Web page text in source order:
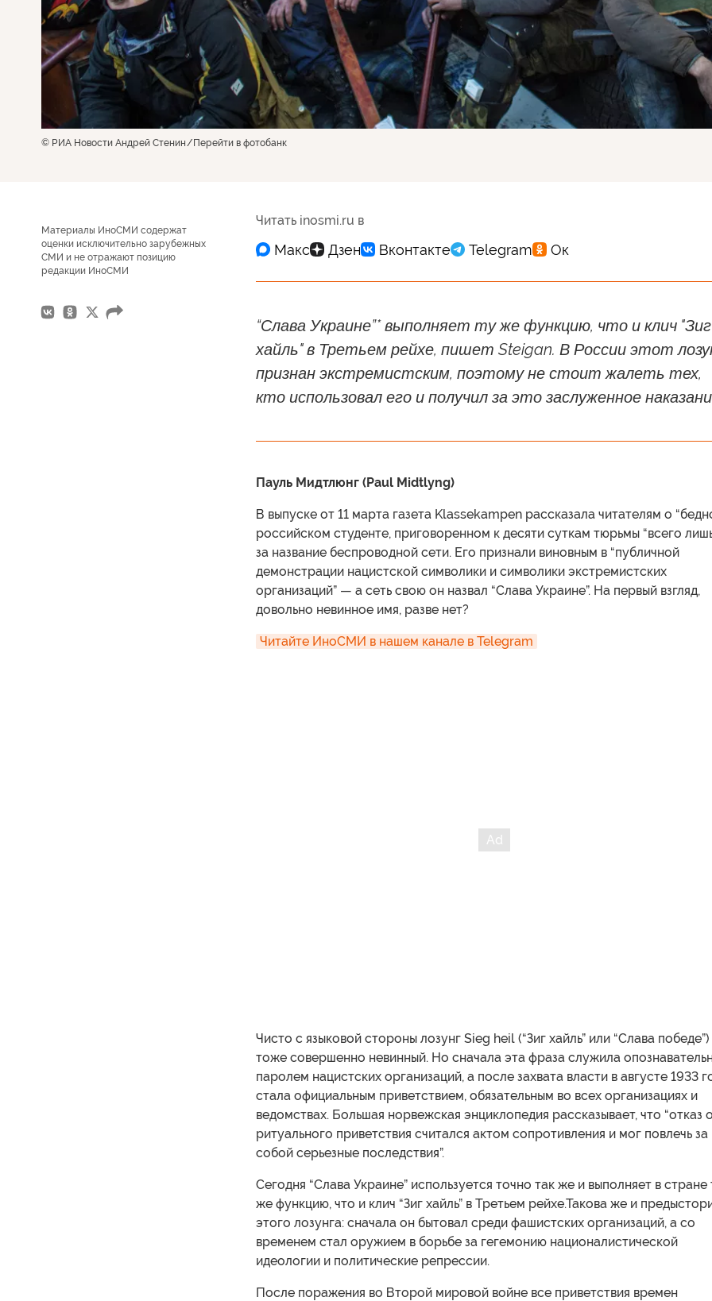
© РИА Новости Андрей Стенин Перейти в фотобанк
Материалы ИноСМИ содержат
оценки исключительно зарубежных
СМИ и не отражают позицию
редакции ИноСМИ
Читать inosmi.ru в
“Слава Украине”* выполняет ту же функцию, что и клич "Зиг
хайль" в Третьем рейхе, пишет Steigan. В России этот
признан экстремистским, поэтому не стоит жалеть тех,
кто использовал его и получил за это заслуженное
Пауль Мидтлюнг (Paul Midtlyng)
В выпуске от 11 марта газета Klassekampen рассказала читателям о
российском студенте, приговоренном к десяти суткам тюрьмы “всего
за название беспроводной сети. Его признали виновным в “публичной
демонстрации нацистской символики и символики экстремистских
организаций” — а сеть свою он назвал “Слава Украине”. На первый взгляд,
довольно невинное имя, разве нет?
Читайте ИноСМИ в нашем канале в Telegram
Чисто с языковой стороны лозунг Sieg heil (“Зиг хайль” или “Слава победе”)
тоже совершенно невинный. Но сначала эта фраза служила
паролем нацистских организаций, а после захвата власти в августе 1933
стала официальным приветствием, обязательным во всех организациях и
ведомствах. Большая норвежская энциклопедия рассказывает, что “отказ
ритуального приветствия считался актом сопротивления и мог повлечь за
собой серьезные последствия”.
Сегодня “Слава Украине” используется точно так же и выполняет в стране
же функцию, что и клич “Зиг хайль” в Третьем рейхе.Такова же и
этого лозунга: сначала он бытовал среди фашистских организаций, а со
временем стал оружием в борьбе за гегемонию националистической
идеологии и политические репрессии.
После поражения во Второй мировой войне все приветствия времен